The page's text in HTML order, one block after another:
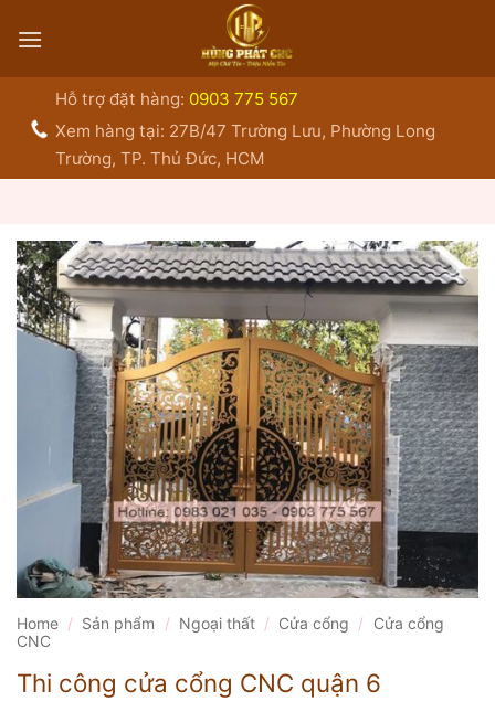
qua
Hỗ trợ đặt hàng: 0903 775 567
Xem hàng tại: 27B/47 Trường Lưu, Phường Long
Trường, TP. Thủ Đức, HCM
Home / Sản phẩm / Ngoại thất / Cửa cổng /
Cửa cổng
CNC
Thi công cửa cổng CNC quận 6